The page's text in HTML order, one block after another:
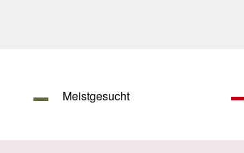
Meistgesucht